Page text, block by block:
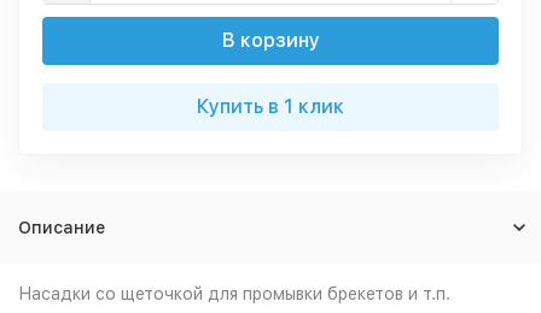
В корзину
Купить в 1 клик
Описание
Насадки со щеточкой для промывки брекетов и т.п.